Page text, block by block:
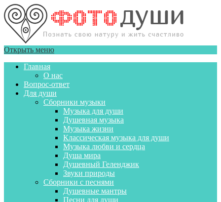
Открыть меню
Главная
О нас
Вопрос-ответ
Для души
Сборники музыки
Музыка для души
Душевная музыка
Музыка жизни
Классическая музыка для души
Музыка любви и сердца
Душа мира
Душевный Геленджик
Звуки природы
Сборники с песнями
Душевные мантры
Песни для души